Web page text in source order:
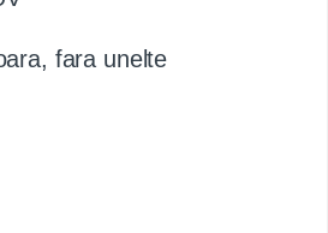
fara unelte